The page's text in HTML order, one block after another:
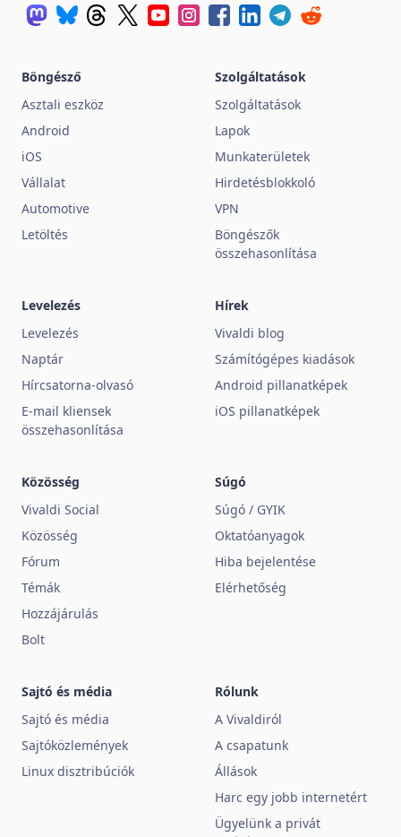
Böngésző
Asztali eszköz
Android
iOS
Vállalat
Automotive
Letöltés
Szolgáltatások
Szolgáltatások
Lapok
Munkaterületek
Hirdetésblokkoló
VPN
Böngészők
összehasonlítása
Levelezés
Levelezés
Naptár
Hírcsatorna-olvasó
E-mail kliensek
összehasonlítása
Hírek
Vivaldi blog
Számítógépes kiadások
Android pillanatképek
iOS pillanatképek
Közösség
Vivaldi Social
Közösség
Fórum
Témák
Hozzájárulás
Bolt
Súgó
Súgó / GYIK
Oktatóanyagok
Hiba bejelentése
Elérhetőség
Sajtó és média
Sajtó és média
Sajtóközlemények
Linux disztribúciók
Rólunk
A Vivaldiról
A csapatunk
Állások
Harc egy jobb internetért
Ügyelünk a privát